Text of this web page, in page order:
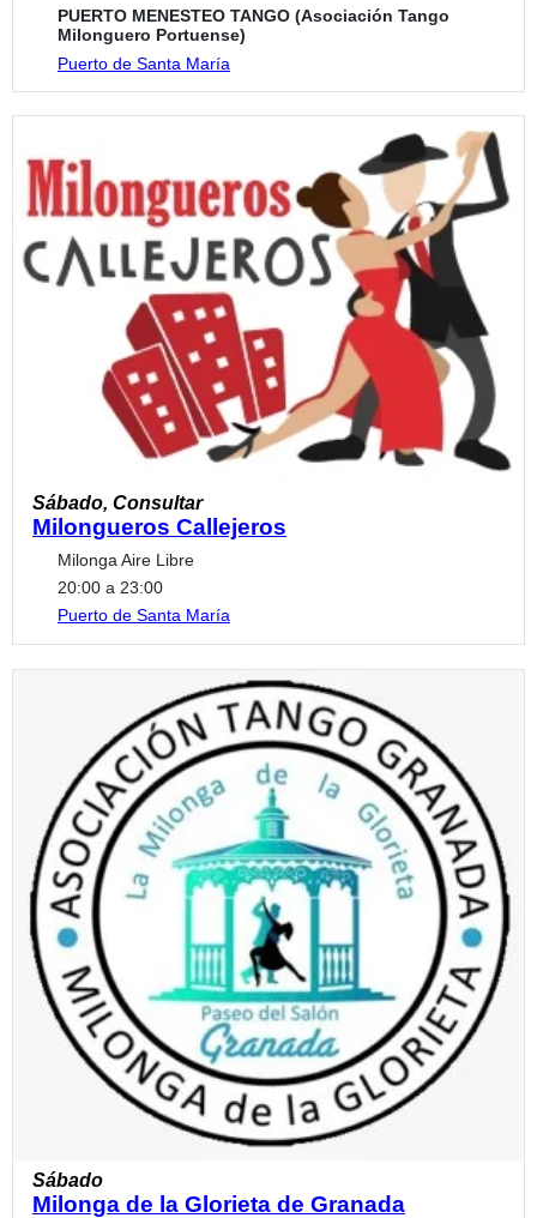
PUERTO MENESTEO TANGO (Asociación Tango
Milonguero Portuense)
Puerto de Santa María
Sábado, Consultar
Milongueros Callejeros
Milonga Aire Libre
20:00 a 23:00
Puerto de Santa María
Sábado
Milonga de la Glorieta de Granada